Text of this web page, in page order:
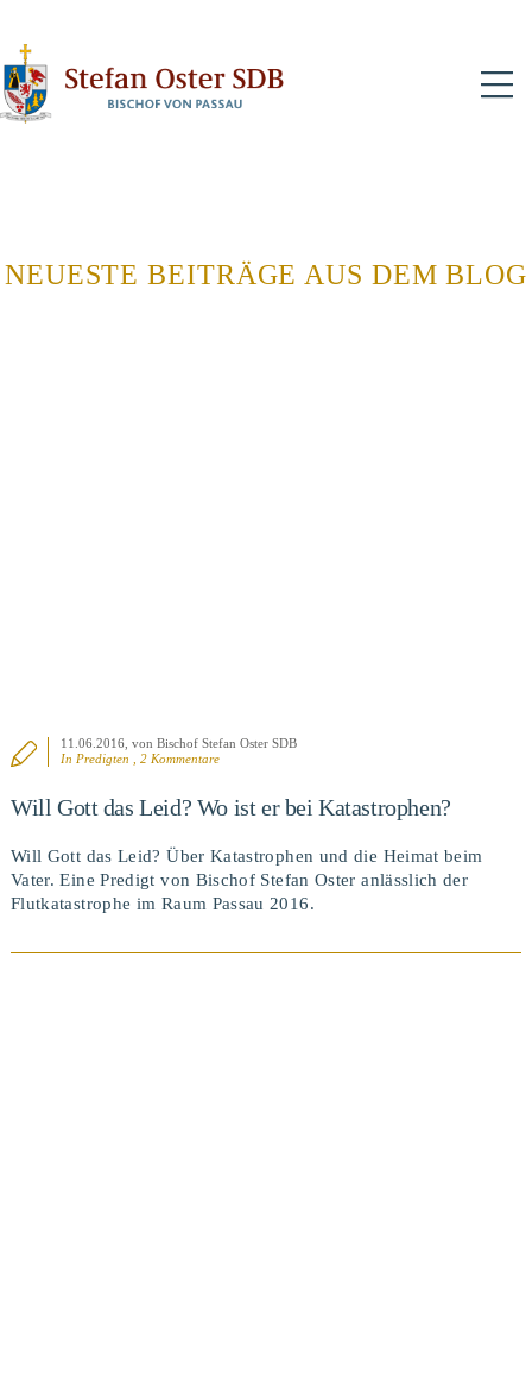
Oster
SDB
NEUESTE BEITRÄGE AUS DEM BLOG
11.06.2016 , von Bischof Stefan Oster SDB
In Predigten , 2 Kommentare
Will Gott das Leid? Wo ist er bei Katastrophen?
Will Gott das Leid? Über Katastrophen und die Heimat beim
Vater. Eine Predigt von Bischof Stefan Oster anlässlich der
Flutkatastrophe im Raum Passau 2016.